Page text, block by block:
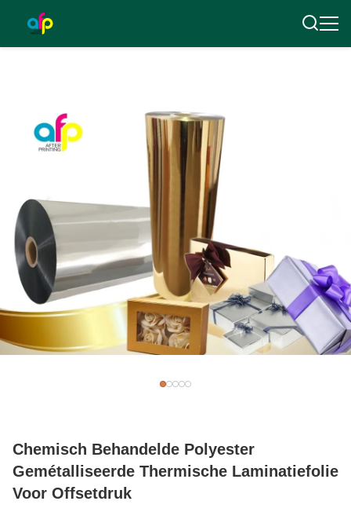
Chemisch Behandelde Polyester
Gemétalliseerde Thermische Laminatiefolie
Voor Offsetdruk